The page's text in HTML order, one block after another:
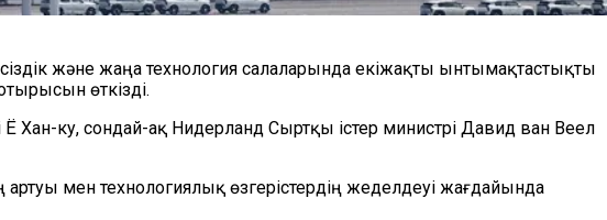
және жаңа технология салаларында екіжақты ынтымақтастықты
өткізді.
Хан-ку, сондай-ақ Нидерланд Сыртқы істер министрі Давид ван Веел
мен технологиялық өзгерістердің жеделдеуі жағдайында